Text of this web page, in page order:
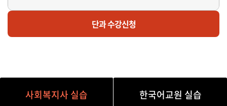
외국어로서의한국어교육실습D반(토 오후/14시~19시)
단과 수강신청
사회복지사 실습 한국어교원 실습